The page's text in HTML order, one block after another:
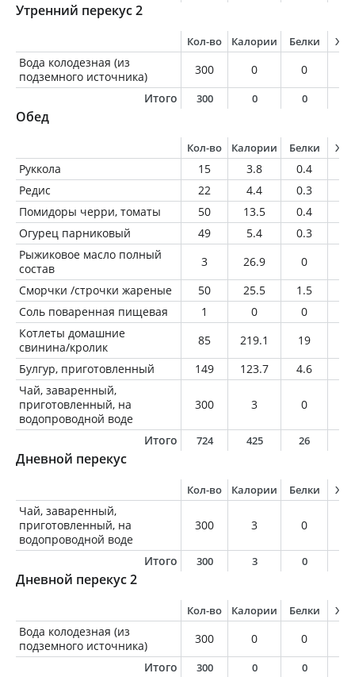
Утренний перекус 2
Кол-во Калории Белки
Вода колодезная (из
подземного источника)
300 0 0
Итого
300 0 0
Обед
Кол-во Калории Белки
Руккола 15 3.8 0.4
Редис
22 4.4 0.3
Помидоры черри, томаты
50 13.5 0.4
Огурец парниковый
49 5.4 0.3
Рыжиковое масло полный
состав
3 26.9 0
Сморчки /строчки жареные
50 25.5 1.5
Соль поваренная пищевая
1 0 0
Котлеты домашние
свинина/кролик
85 219.1 19
Булгур, приготовленный
149 123.7 4.6
Чай, заваренный,
приготовленный, на
водопроводной воде
300 3 0
Итого 724 425 26
Дневной перекус
Кол-во Калории Белки
Чай, заваренный,
приготовленный, на
водопроводной воде
300 3 0
Итого 300 3 0
Дневной перекус 2
Кол-во Калории Белки
Вода колодезная (из
подземного источника)
300 0 0
Итого
300 0 0